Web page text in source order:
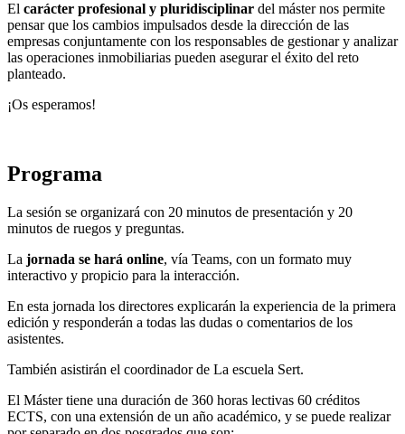
El carácter profesional y pluridisciplinar del máster nos permite
pensar que los cambios impulsados ​​desde la dirección de las
empresas conjuntamente con los responsables de gestionar y analizar
las operaciones inmobiliarias pueden asegurar el éxito del reto
planteado.
¡Os esperamos!
Programa
La sesión se organizará con 20 minutos de presentación y 20
minutos de ruegos y preguntas.
La jornada se hará online, vía Teams, con un formato muy
interactivo y propicio para la interacción.
En esta jornada los directores explicarán la experiencia de la primera
edición y responderán a todas las dudas o comentarios de los
asistentes.
También asistirán el coordinador de La escuela Sert.
El Máster tiene una duración de 360 horas lectivas 60 créditos
ECTS, con una extensión de un año académico, y se puede realizar